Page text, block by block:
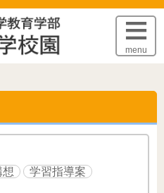
の本文へ
menu
想 学習指導案